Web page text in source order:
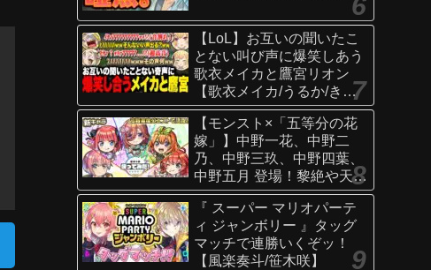
【LoL】お互いの聞いたこ
とない叫び声に爆笑しあう
歌衣メイカと鷹宮リオン
【歌衣メイカ/うるか/きな
こ/ありさか/鷹宮リオン】
【モンスト×「五等分の花
嫁」】中野一花、中野二
乃、中野三玖、中野四葉、
中野五月 登場！黎絶や天魔
の孤城〜空中庭園〜などで
活躍！オリジナルSSにも注
目！【新キャラ使ってみた
｜モンスト公式】
『 スーパー マリオパーテ
ィ ジャンボリー 』タッグ
マッチで連勝いくぞッ！
【風楽奏斗/笹木咲】